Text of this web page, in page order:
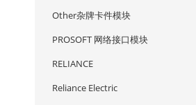
Other杂牌卡件模块
PROSOFT 网络接口模块
RELIANCE
Reliance Electric